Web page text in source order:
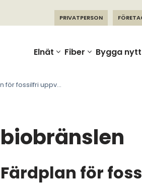
PRIVATPERSON
Elnät Fiber Bygga nytt
Färdplan för fossilfri uppvärmning
biobränslen
Färdplan för